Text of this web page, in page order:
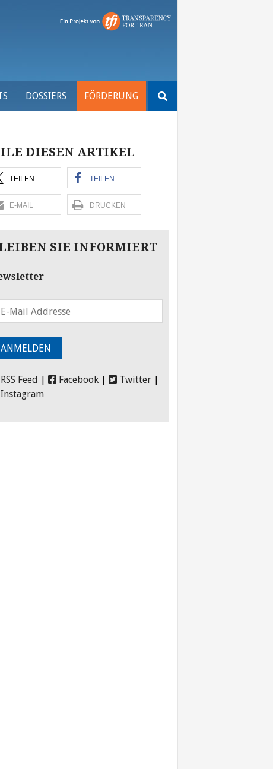
DOSSIERS FÖRDERUNG
nach:
DIESEN ARTIKEL
TEILEN TEILEN
E-MAIL DRUCKEN
SIE INFORMIERT
RSS Feed Facebook Twitter
Instagram